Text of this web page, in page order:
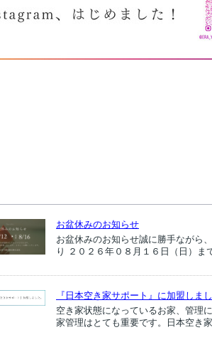
お盆休みのお知らせ
お盆休みのお知らせ誠に勝手ながら
り ２０２６年０８月１６日（日）
『日本空き家サポート』に加盟しま
空き家状態になっているお家、管理
家管理はとても重要です。日本空き